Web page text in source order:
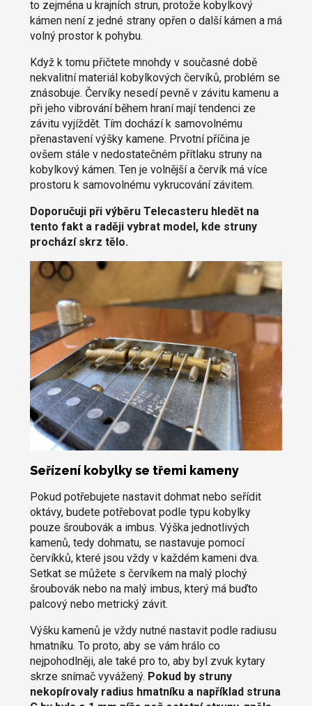
to zejména u krajních strun, protože kobylkový
kámen není z jedné strany opřen o další kámen a má
volný prostor k pohybu.
Když k tomu přičtete mnohdy v současné době
nekvalitní materiál kobylkových červíků, problém se
znásobuje. Červíky nesedí pevně v závitu kamenu a
při jeho vibrování během hraní mají tendenci ze
závitu vyjíždět. Tím dochází k samovolnému
přenastavení výšky kamene. Prvotní příčina je
ovšem stále v nedostatečném přítlaku struny na
kobylkový kámen. Ten je volnější a červík má více
prostoru k samovolnému vykrucování závitem.
Doporučuji při výběru Telecasteru hledět na
tento fakt a raději vybrat model, kde struny
prochází skrz tělo.
Seřízení kobylky se třemi kameny
Pokud potřebujete nastavit dohmat nebo seřídit
oktávy, budete potřebovat podle typu kobylky
pouze šroubovák a imbus. Výška jednotlivých
kamenů, tedy dohmatu, se nastavuje pomocí
červíkků, které jsou vždy v každém kameni dva.
Setkat se můžete s červíkem na malý plochý
šroubovák nebo na malý imbus, který má buďto
palcový nebo metrický závit.
Výšku kamenů je vždy nutné nastavit podle radiusu
hmatníku. To proto, aby se vám hrálo co
nejpohodlněji, ale také pro to, aby byl zvuk kytary
skrze snímač vyvážený. Pokud by struny
nekopírovaly radius hmatníku a například struna